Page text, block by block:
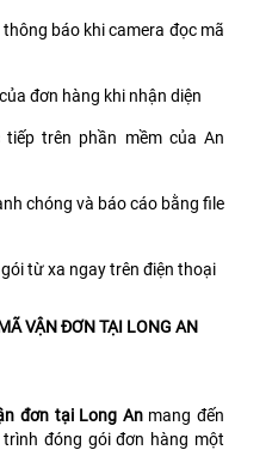
báo khi camera đọc mã
đơn hàng khi nhận diện
trên phần mềm của An
chóng và báo cáo bằng file
từ xa ngay trên điện thoại
VẬN ĐƠN TẠI LONG AN
đơn tại Long Anmang đến
đóng gói đơn hàng một